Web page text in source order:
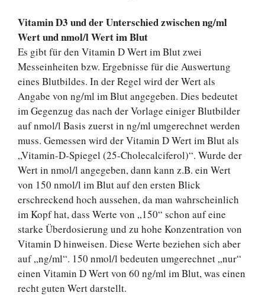
Vitamin D3 und der Unterschied zwischen ng/ml
Wert und nmol/l Wert im Blut
Es gibt für den Vitamin D Wert im Blut zwei
Messeinheiten bzw. Ergebnisse für die Auswertung
eines Blutbildes. In der Regel wird der Wert als
Angabe von ng/ml im Blut angegeben. Dies bedeutet
im Gegenzug das nach der Vorlage einiger Blutbilder
auf nmol/l Basis zuerst in ng/ml umgerechnet werden
muss. Gemessen wird der Vitamin D Wert im Blut als
„Vitamin-D-Spiegel (25-Cholecalciferol)“. Wurde der
Wert in nmol/l angegeben, dann kann z.B. ein Wert
von 150 nmol/l im Blut auf den ersten Blick
erschreckend hoch aussehen, da man wahrscheinlich
im Kopf hat, dass Werte von „150“ schon auf eine
starke Überdosierung und zu hohe Konzentration von
Vitamin D hinweisen. Diese Werte beziehen sich aber
auf „ng/ml“. 150 nmol/l bedeuten umgerechnet „nur“
einen Vitamin D Wert von 60 ng/ml im Blut, was einen
recht guten Wert darstellt.